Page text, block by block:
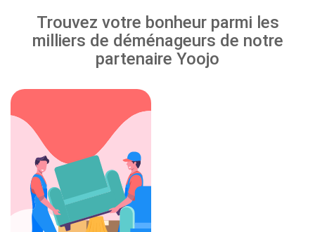
Trouvez votre bonheur parmi les
milliers de déménageurs de notre
partenaire Yoojo